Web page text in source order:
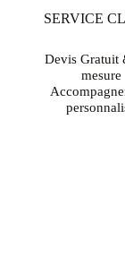
SERVICE
Devis Gratuit
mesure